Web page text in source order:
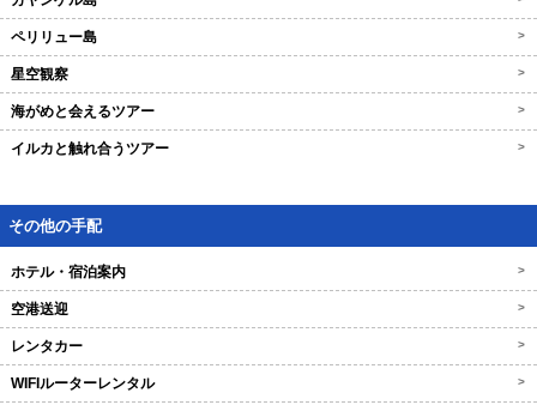
ペリリュー島 >
星空観察 >
海がめと会えるツアー >
イルカと触れ合うツアー >
その他の手配
ホテル・宿泊案内 >
空港送迎 >
レンタカー >
WIFIルーターレンタル >